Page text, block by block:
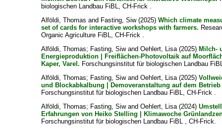
biologischen Landbau FiBL, CH-Frick .
Alföldi, Thomas and Fasting, Siw(2025)Which climate
set of cards for interactive workshops with farmers.
Organic Agriculture FiBL, CH-Frick .
Alföldi, Thomas; Fasting, SiwandOehlert, Lisa(2025) Milch-
Energieproduktion | Freiflächen-Photovoltaik auf
Kaper, Varel. Forschungsinstitut für biologischen Landbau
Alföldi, Thomas; Fasting, SiwandOehlert, Lisa(2025)
und Blockabkalbung | Demoveranstaltung auf dem
Forschungsinstitut für biologischen Landbau FiBL, CH-Frick .
Alföldi, Thomas; Fasting, SiwandOehlert, Lisa(2024)
Erfahrungen von Heiko Stelling | Klimawoche
Forschungsinstitut für biologischen Landbau FiBL , CH-Frick.